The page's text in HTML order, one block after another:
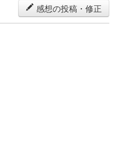
感想の投稿・修正